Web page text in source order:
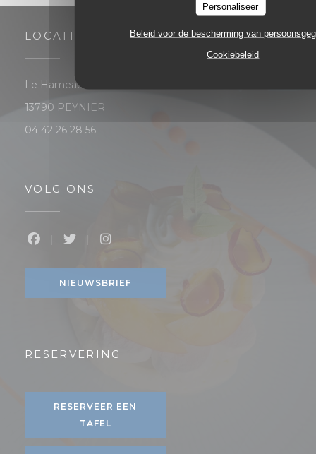
Personaliseer
Beleid voor de bescherming van
Cookiebeleid
LOCATIE
Le Hameau Les Michels - 7 rue du Chêne de Louiset
13790 PEYNIER
04 42 26 28 56
VOLG ONS
NIEUWSBRIEF
RESERVERING
RESERVEER EEN
TAFEL